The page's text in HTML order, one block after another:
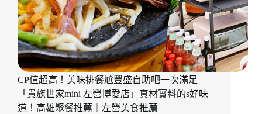
餐
推
薦
賣
店」
現
點
現
烤
超
滿
足，
CP值超高！美味排餐尬豐盛自助吧一次滿足
「貴族世家mini 左營博愛店」真材實料的s好味
道！高雄聚餐推薦｜左營美食推薦